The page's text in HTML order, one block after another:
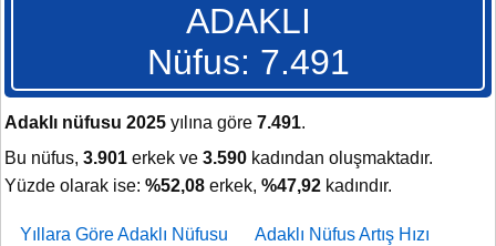
ADAKLI
Nüfus: 7.491
Adaklı nüfusu 2025 yılına göre 7.491.
Bu nüfus, 3.901 erkek ve 3.590 kadından oluşmaktadır.
Yüzde olarak ise: %52,08 erkek, %47,92 kadındır.
Yıllara Göre Adaklı Nüfusu
Adaklı Nüfus Artış Hızı